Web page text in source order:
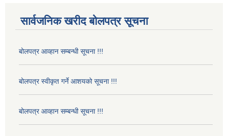
सार्वजनिक खरीद बोलपत्र सूचना
बोलपत्र आव्हान सम्बन्धी सूचना !!!
बोलपत्र स्वीकृत गर्ने आशयको सूचना !!!
बोलपत्र आव्हान सम्बन्धी सूचना !!!